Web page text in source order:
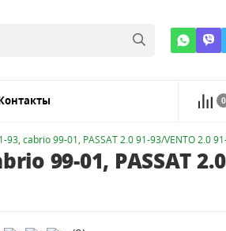
0
cabrio 99-01, PASSAT 2.0 91-93/VENTO 2.0
99-01, PASSAT